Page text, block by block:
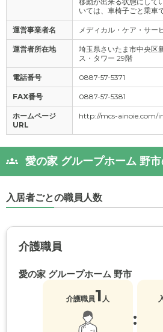
いては、車椅子ごと乗車
運営事業者名 メディカル・ケア・サー
運営者所在地
埼玉県さいたま市中央区
ス・タワー 29階
電話番号 0887-57-5371
FAX番号 0887-57-5381
ホームページ
URL
http://mcs-ainoie.com/
愛の家 グループホーム 野市
入居者ごとの職員人数
介護職員
愛の家 グループホーム 野市
介護職員1 人
: